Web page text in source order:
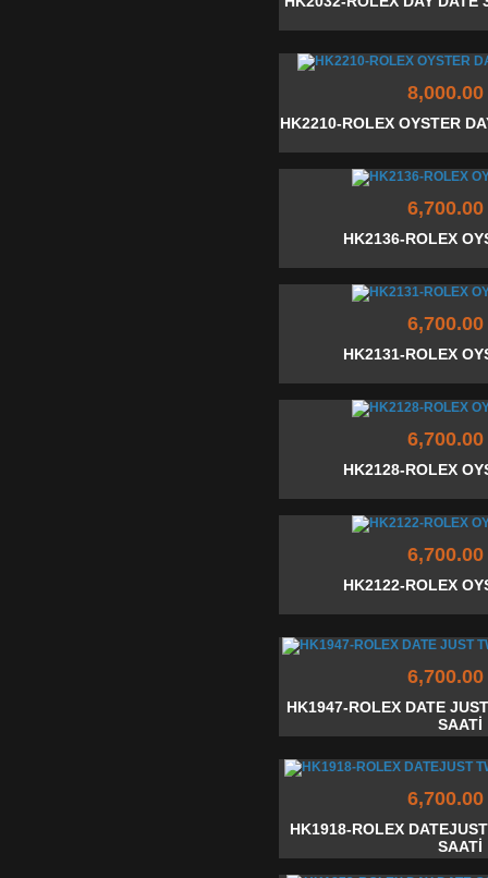
HK2210-ROLEX OYSTER
HK2136-ROLEX
HK2131-ROLEX
HK2128-ROLEX
HK2122-ROLEX
HK1947-ROLEX DATE
SAATİ
HK1918-ROLEX
SAATİ